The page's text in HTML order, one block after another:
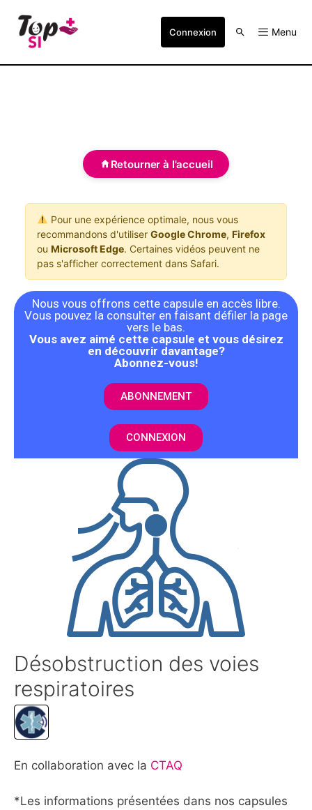
Connexion Menu
Retourner à l'accueil
Pour une expérience optimale, nous vous
recommandons d'utiliser Google Chrome, Firefox
ou Microsoft Edge. Certaines vidéos peuvent ne
pas s'afficher correctement dans Safari.
Nous vous offrons cette capsule en accès libre.
Vous pouvez la consulter en faisant défiler la page
vers le bas.
Vous avez aimé cette capsule et vous désirez
en découvrir davantage?
Abonnez-vous!
ABONNEMENT
CONNEXION
Désobstruction des voies
respiratoires
En collaboration avec la CTAQ
*Les informations présentées dans nos capsules